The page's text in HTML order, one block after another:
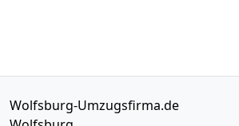
Wolfsburg-Umzugsfirma.de